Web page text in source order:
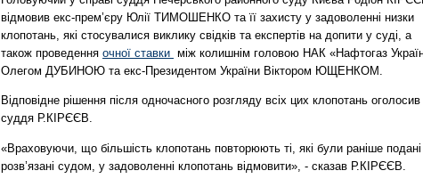
відмовив екс-прем’єру Юлії ТИМОШЕНКО та її захисту у задоволенні низки
клопотань, які стосувалися виклику свідків та експертів на допити у суді, а
також проведення очної ставки між колишнім головою НАК «Нафтогаз
Олегом ДУБИНОЮ та екс-Президентом України Віктором ЮЩЕНКОМ.
Відповідне рішення після одночасного розгляду всіх цих клопотань оголосив
суддя Р.КІРЄЄВ.
«Враховуючи, що більшість клопотань повторюють ті, які були раніше подані
розв’язані судом, у задоволенні клопотань відмовити», - сказав Р.КІРЄЄВ.